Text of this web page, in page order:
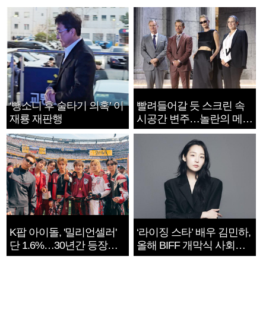
‘뺑소니 후 술타기 의혹’ 이
재룡 재판행
빨려들어갈 듯 스크린 속
시공간 변주…놀란의 메시
지는 ‘전쟁 속죄’
K팝 아이돌, '밀리언셀러'
단 1.6%…30년간 등장
1182개팀 전수조사
‘라이징 스타’ 배우 김민하,
올해 BIFF 개막식 사회자
확정